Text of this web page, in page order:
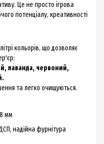
Це не просто ігрова
потенціалу, креативності
кольорів, що дозволяє
лаванда, червоний,
та легко очищуються.
мм
надійна фурнітура